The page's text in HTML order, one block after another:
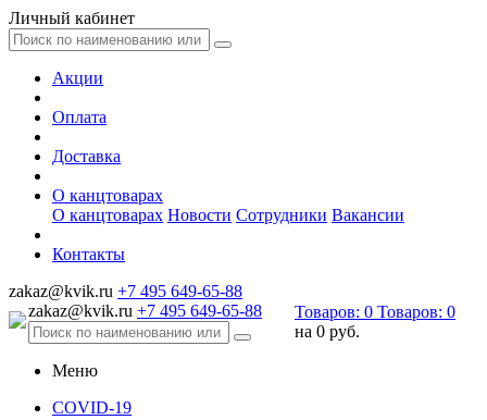
Личный кабинет
Акции
Оплата
Доставка
О канцтоварах
О канцтоварах Новости Сотрудники Вакансии
Контакты
zakaz@kvik.ru +7 495 649-65-88
zakaz@kvik.ru +7 495 649-65-88 Товаров: 0 Товаров: 0
на 0 руб.
Меню
COVID-19